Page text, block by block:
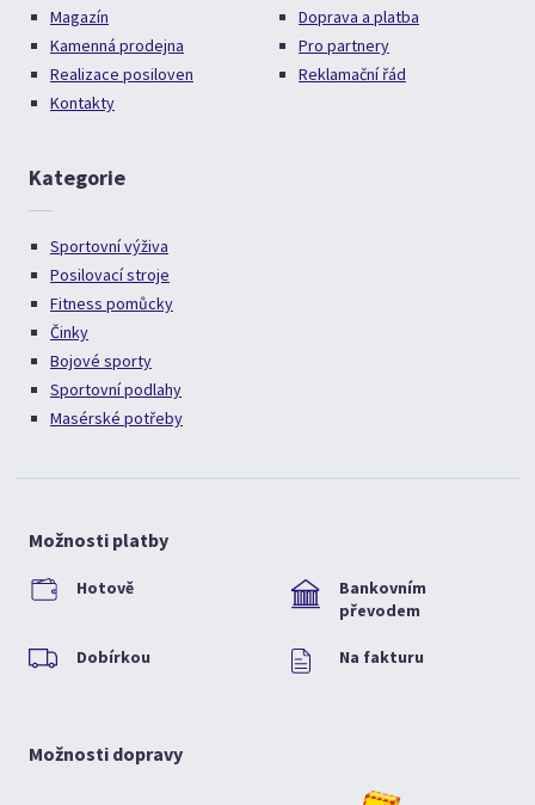
Magazín
Kamenná prodejna
Realizace posiloven
Kontakty
Doprava a platba
Pro partnery
Reklamační řád
Kategorie
Sportovní výživa
Posilovací stroje
Fitness pomůcky
Činky
Bojové sporty
Sportovní podlahy
Masérské potřeby
Možnosti platby
Hotově
Bankovním
převodem
Dobírkou Na fakturu
Možnosti dopravy